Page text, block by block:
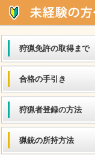
狩猟免許の取得まで
合格の手引き
狩猟者登録の方法
猟銃の所持方法